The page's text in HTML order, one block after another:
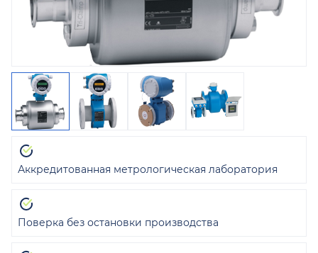
Аккредитованная метрологическая лаборатория
Поверка без остановки производства